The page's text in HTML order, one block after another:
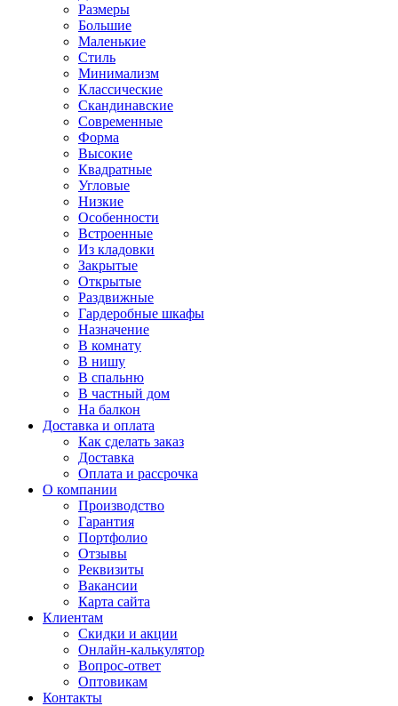
Размеры
Большие
Маленькие
Стиль
Минимализм
Классические
Скандинавские
Современные
Форма
Высокие
Квадратные
Угловые
Низкие
Особенности
Встроенные
Из кладовки
Закрытые
Открытые
Раздвижные
Гардеробные шкафы
Назначение
В комнату
В нишу
В спальню
В частный дом
На балкон
Доставка и оплата
Как сделать заказ
Доставка
Оплата и рассрочка
О компании
Производство
Гарантия
Портфолио
Отзывы
Реквизиты
Вакансии
Карта сайта
Клиентам
Скидки и акции
Онлайн-калькулятор
Вопрос-ответ
Оптовикам
Контакты